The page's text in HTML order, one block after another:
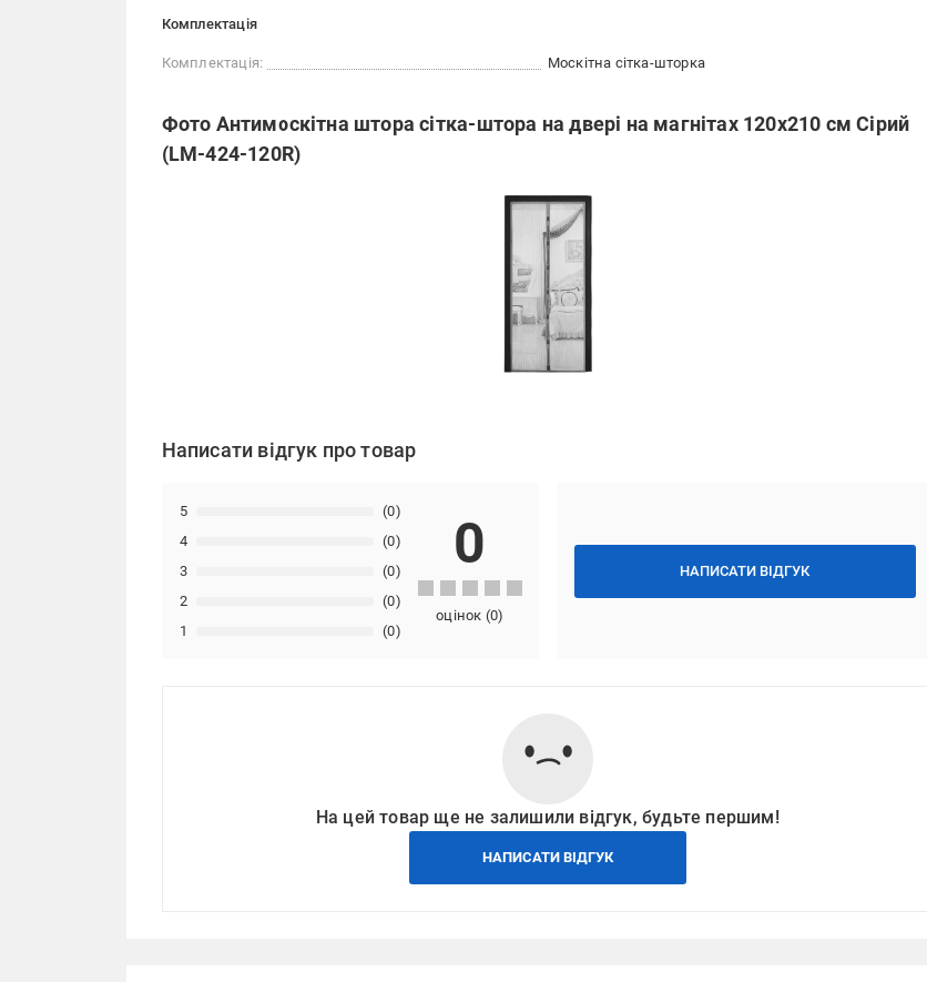
Комплектація
Комплектація: Москітна сітка-шторка
Фото Антимоскітна штора сітка-штора на двері на магнітах 120x210 см Сірий
(LM-424-120R)
Написати відгук про товар
НАПИСАТИ ВІДГУК
1 (0)
2 (0)
3 (0)
4 (0)
5 (0)
0
оцінок (0)
На цей товар ще не залишили відгук, будьте першим!
НАПИСАТИ ВІДГУК